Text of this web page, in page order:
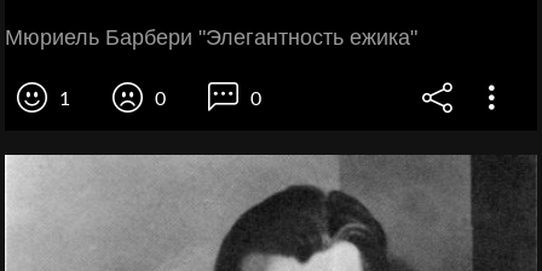
Мюриель Барбери "Элегантность ежика"
1 0 0